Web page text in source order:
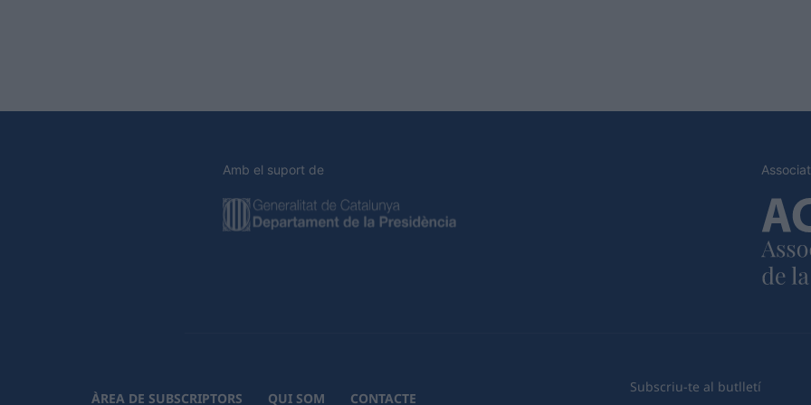
Amb el suport de
ÀREA DE SUBSCRIPTORS QUI SOM CONTACTE
Subscriu-te al butlletí